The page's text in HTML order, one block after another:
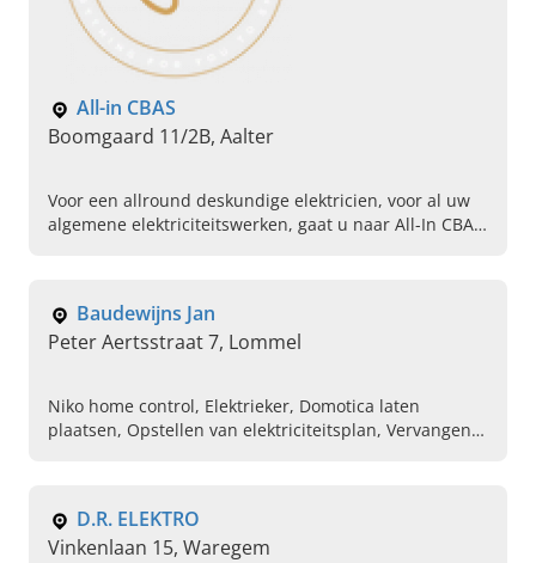
All-in CBAS
Boomgaard 11/2B, Aalter
Voor een allround deskundige elektricien, voor al uw
algemene elektriciteitswerken, gaat u naar All-In CBAS
Baudewijns Jan
Peter Aertsstraat 7, Lommel
Niko home control, Elektrieker, Domotica laten
plaatsen, Opstellen van elektriciteitsplan, Vervangen
D.R. ELEKTRO
Vinkenlaan 15, Waregem